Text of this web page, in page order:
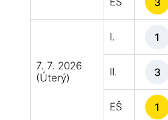
3
7. 7. 2026
(Úterý)
I. 1
II. 3
EŠ 1